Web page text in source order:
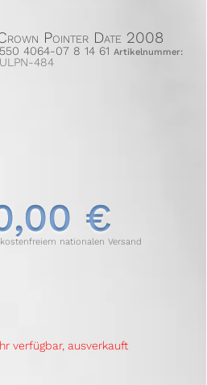
Pointer Date 2008
4064-07 8 14 61 Artikelnummer:
ULPN-484
€
nationalen Versand
verfügbar, ausverkauft